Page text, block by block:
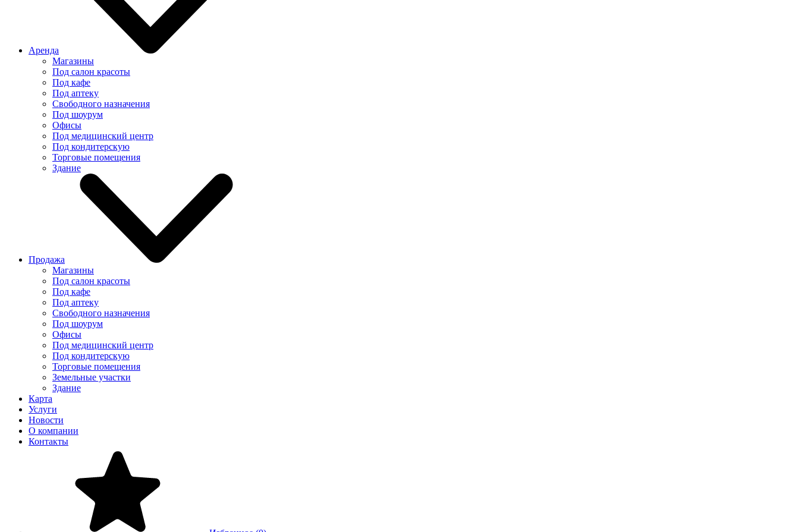
Аренда
Магазины
Под салон красоты
Под кафе
Под аптеку
Свободного назначения
Под шоурум
Офисы
Под медицинский центр
Под кондитерскую
Торговые помещения
Здание
Продажа
Магазины
Под салон красоты
Под кафе
Под аптеку
Свободного назначения
Под шоурум
Офисы
Под медицинский центр
Под кондитерскую
Торговые помещения
Земельные участки
Здание
Карта
Услуги
Новости
О компании
Контакты